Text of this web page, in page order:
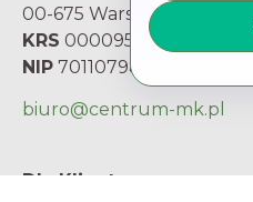
00-675 Warszawa
KRS 0000959251
NIP 7011079842
biuro@centrum-mk.pl
Dla Klienta